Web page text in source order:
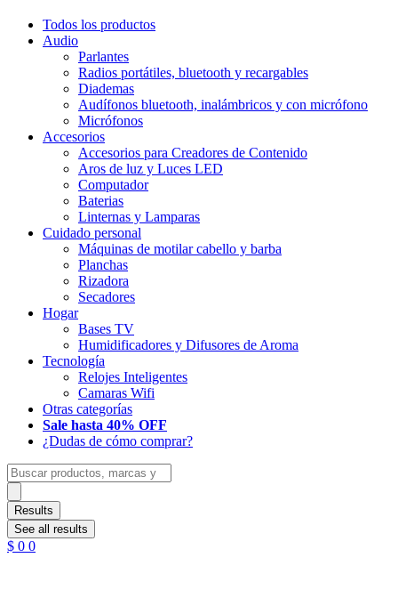
Todos los productos
Audio
Parlantes
Radios portátiles, bluetooth y recargables
Diademas
Audífonos bluetooth, inalámbricos y con micrófono
Micrófonos
Accesorios
Accesorios para Creadores de Contenido
Aros de luz y Luces LED
Computador
Baterias
Linternas y Lamparas
Cuidado personal
Máquinas de motilar cabello y barba
Planchas
Rizadora
Secadores
Hogar
Bases TV
Humidificadores y Difusores de Aroma
Tecnología
Relojes Inteligentes
Camaras Wifi
Otras categorías
Sale hasta 40% OFF
¿Dudas de cómo comprar?
Search
...
Results
See all results
$ 0 0